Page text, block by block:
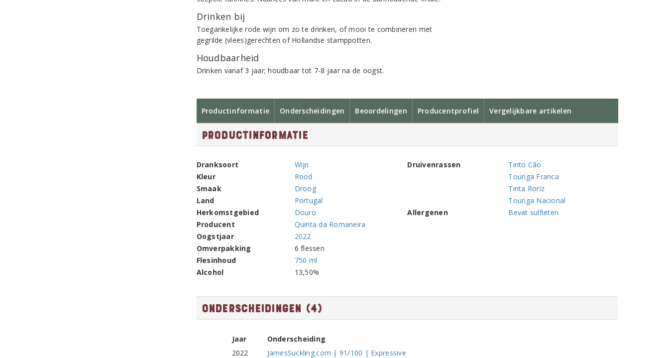
Drinken bij
Toegankelijke rode wijn om zo te drinken, of mooi te combineren met
gegrilde (vlees)gerechten of Hollandse stamppotten.
Houdbaarheid
Drinken vanaf 3 jaar; houdbaar tot 7-8 jaar na de oogst.
Productinformatie Onderscheidingen Beoordelingen Producentprofiel Vergelijkbare artikelen
Productinformatie
Dranksoort
Wijn
Kleur
Rood
Smaak
Droog
Land
Portugal
Herkomstgebied
Douro
Producent
Quinta da Romaneira
Oogstjaar
2022
Omverpakking
6 flessen
Flesinhoud
750 ml
Alcohol
13,50%
Druivenrassen
Tinto Cão
Touriga Franca
Tinta Roriz
Touriga Nacional
Allergenen
Bevat sulfieten
Onderscheidingen (4)
Jaar
Onderscheiding
2022
JamesSuckling.com | 91/100 | Expressive